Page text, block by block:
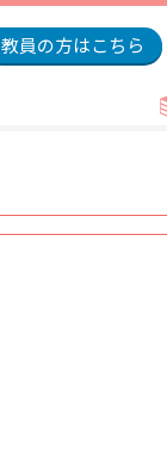
教員の方はこちら